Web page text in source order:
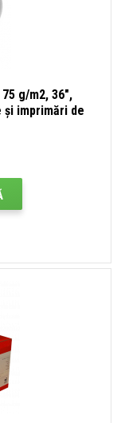
g/m2, 36",
și imprimări de